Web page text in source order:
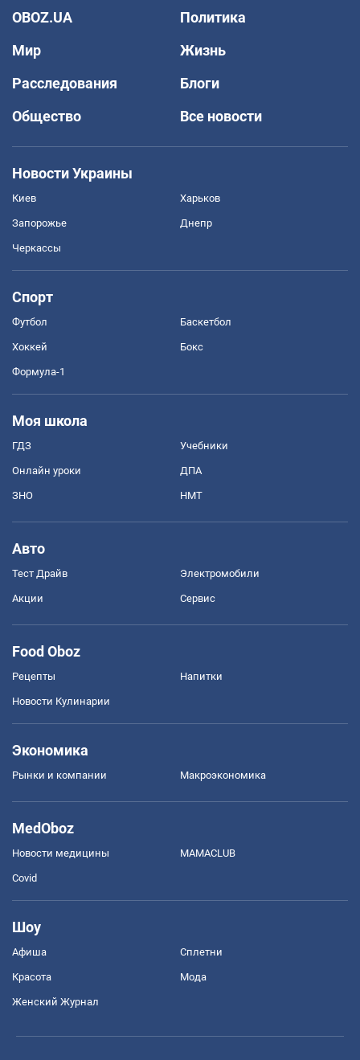
OBOZ.UA
Политика
Мир
Жизнь
Расследования
Блоги
Общество
Все новости
Новости Украины
Киев Харьков
Запорожье Днепр
Черкассы
Спорт
Футбол Баскетбол
Хоккей Бокс
Формула-1
Моя школа
ГДЗ Учебники
Онлайн уроки ДПА
ЗНО НМТ
Авто
Тест Драйв Электромобили
Акции Сервис
Food Oboz
Рецепты Напитки
Новости Кулинарии
Экономика
Рынки и компании Mакроэкономика
MedOboz
Новости медицины MAMACLUB
Covid
Шоу
Афиша Сплетни
Красота Мода
Женский Журнал